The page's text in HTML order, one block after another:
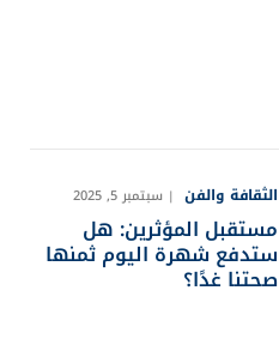
الثقافة والفن سبتمبر 5, 2025
مستقبل المؤثرين: هل
ستدفع شهرة اليوم ثمنها
صحتنا غدًا؟